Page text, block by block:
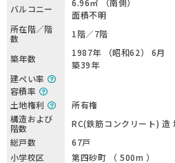
バルコニー
6.96㎡ （南側）
面積不明
所在階／階
数
1階／7階
築年数
1987年 （昭和62） 6月
築39年
建ぺい率
容積率
土地権利
所有権
構造および
階数
RC(鉄筋コンクリート) 造
総戸数
67戸
小学校区
第四砂町 （ 500m ）